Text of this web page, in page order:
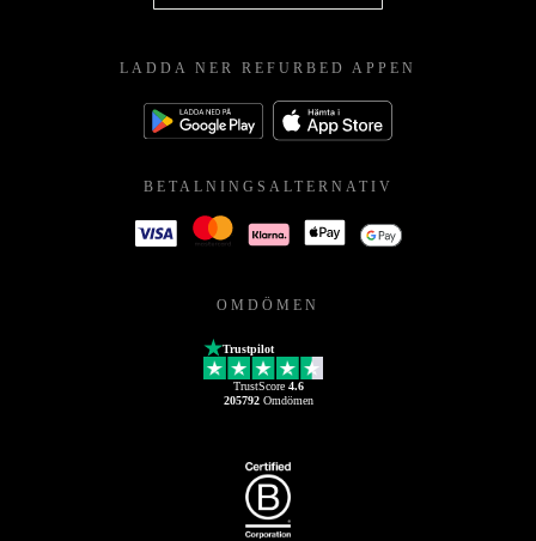
LADDA NER REFURBED APPEN
BETALNINGSALTERNATIV
OMDÖMEN
Trustpilot
TrustScore 4.6
205792Omdömen